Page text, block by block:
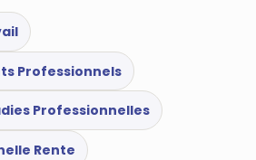
Professionnels
Professionnelles
Rente